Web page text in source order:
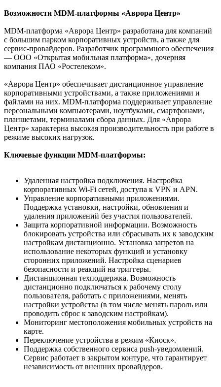
Возможности MDM-платформы «Аврора Центр»
MDM-платформа «Аврора Центр» разработана для компаний
с большим парком корпоративных устройств, а также для
сервис-провайдеров. Разработчик программного обеспечения
— ООО «Открытая мобильная платформа», дочерняя
компания ПАО «Ростелеком».
«Аврора Центр» обеспечивает дистанционное управление
корпоративными устройствами, а также приложениями и
файлами на них. MDM-платформа поддерживает управление
персональными компьютерами, ноутбуками, смартфонами,
планшетами, терминалами сбора данных. Для «Аврора
Центр» характерна высокая производительность при работе в
режиме высоких нагрузок.
Ключевые функции MDM-платформы:
Удаленная настройка подключения. Настройка
корпоративных Wi-Fi сетей, доступа к VPN и APN.
Управление корпоративными приложениями.
Поддержка установки, настройки, обновления и
удаления приложений без участия пользователей.
Защита корпоративной информации. Возможность
блокировать устройства или сбрасывать их к заводским
настройкам дистанционно. Установка запретов на
использование некоторых функций и установку
сторонних приложений. Настройка сценариев
безопасности и реакций на триггеры.
Дистанционная техподдержка. Возможность
дистанционно подключаться к рабочему столу
пользователя, работать с приложениями, менять
настройки устройства (в том числе менять пароль или
проводить сброс к заводским настройкам).
Мониторинг местоположения мобильных устройств на
карте.
Переключение устройства в режим «Киоск».
Поддержка собственного сервиса push-уведомлений.
Сервис работает в закрытом контуре, что гарантирует
независимость от внешних провайдеров.